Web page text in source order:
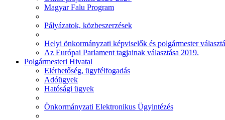
Magyar Falu Program
Pályázatok, közbeszerzések
Helyi önkormányzati képviselők és polgármester
Az Európai Parlament tagjainak választása 2019.
Polgármesteri Hivatal
Elérhetőség, ügyfélfogadás
Adóügyek
Hatósági ügyek
Önkormányzati Elektronikus Ügyintézés